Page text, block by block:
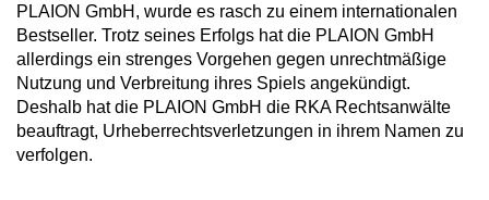
PLAION GmbH, wurde es rasch zu einem internationalen
Bestseller. Trotz seines Erfolgs hat die PLAION GmbH
allerdings ein strenges Vorgehen gegen unrechtmäßige
Nutzung und Verbreitung ihres Spiels angekündigt.
Deshalb hat die PLAION GmbH die RKA Rechtsanwälte
beauftragt, Urheberrechtsverletzungen in ihrem Namen zu
verfolgen.